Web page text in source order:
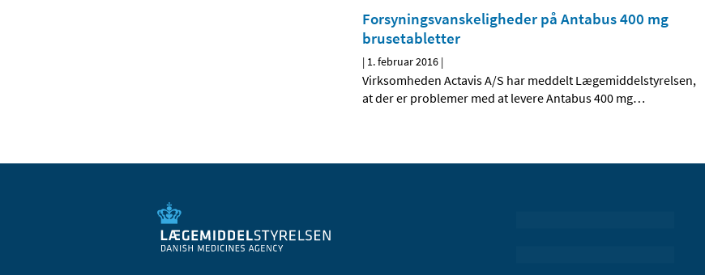
Forsyningsvanskeligheder på Antabus 400 mg
brusetabletter
| 1. februar 2016 |
Virksomheden Actavis A/S har meddelt Lægemiddelstyrelsen,
at der er problemer med at levere Antabus 400 mg…